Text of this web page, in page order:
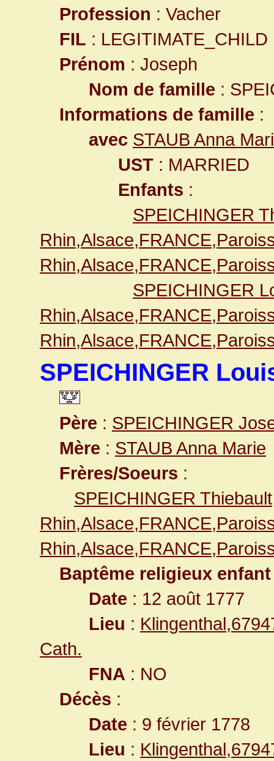
Profession : Vacher
FIL : LEGITIMATE_CHILD
Prénom : Joseph
Nom de famille :
Informations de famille :
avec STAUB Anna
UST : MARRIED
Enfants :
SPEICHINGER
SPEICHINGER
SPEICHINGER
Père : SPEICHINGER
Mère : STAUB Anna Marie
Frères/Soeurs :
SPEICHINGER Thiebault
Baptême religieux enfant
Date : 12 août 1777
Lieu :
Cath.
FNA : NO
Décès :
Date : 9 février 1778
Lieu :